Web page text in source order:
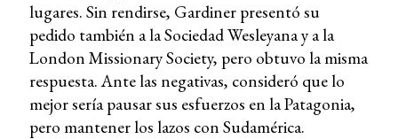
lugares. Sin rendirse, Gardiner presentó su
pedido también a la Sociedad Wesleyana y a la
London Missionary Society, pero obtuvo la misma
respuesta. Ante las negativas, consideró que lo
mejor sería pausar sus esfuerzos en la Patagonia,
pero mantener los lazos con Sudamérica.